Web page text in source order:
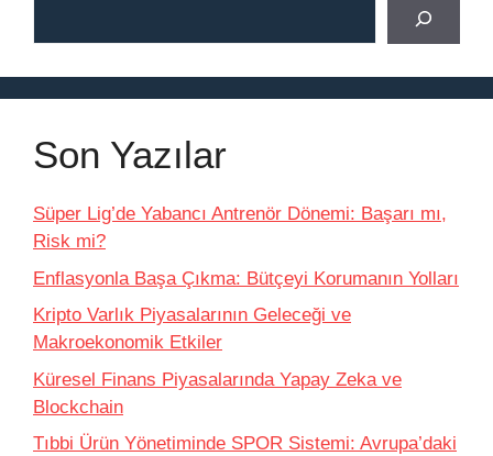
Son Yazılar
Süper Lig’de Yabancı Antrenör Dönemi: Başarı mı,
Risk mi?
Enflasyonla Başa Çıkma: Bütçeyi Korumanın Yolları
Kripto Varlık Piyasalarının Geleceği ve
Makroekonomik Etkiler
Küresel Finans Piyasalarında Yapay Zeka ve
Blockchain
Tıbbi Ürün Yönetiminde SPOR Sistemi: Avrupa’daki